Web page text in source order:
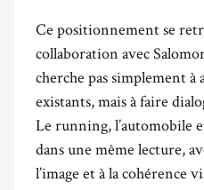
Ce positionnement se
collaboration avec
cherche pas simplement à
existants, mais à faire
Le running, l’automobile
dans une même lecture,
l’image et à la cohérence